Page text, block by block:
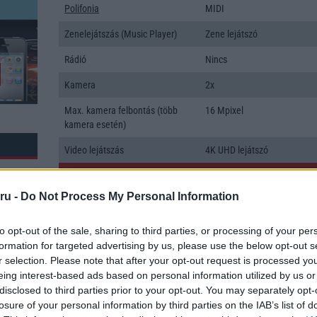
- Do Not Process My Personal Information
opt-out of the sale, sharing to third parties, or processing of your
for targeted advertising by us, please use the below opt-out
selection. Please note that after your opt-out request is processed
interest-based ads based on personal information utilized by us
to third parties prior to your opt-out. You may separately
of your personal information by third parties on the IAB’s list of
23
Polifonia MIDI
Zenelejátszás (Music Player) Zene lejátszó
Rádió Nincs
Kamera 2x
Max. kamera felbontás (több
kamera esetén)
16 Mpixel
Video lejátszás 4K UHD lejátszó
Telefonkönyv db
Min. memória 6 GB
Min. háttértár
Memória bővíthetőség T-Flash/microSD
ADATCSERE